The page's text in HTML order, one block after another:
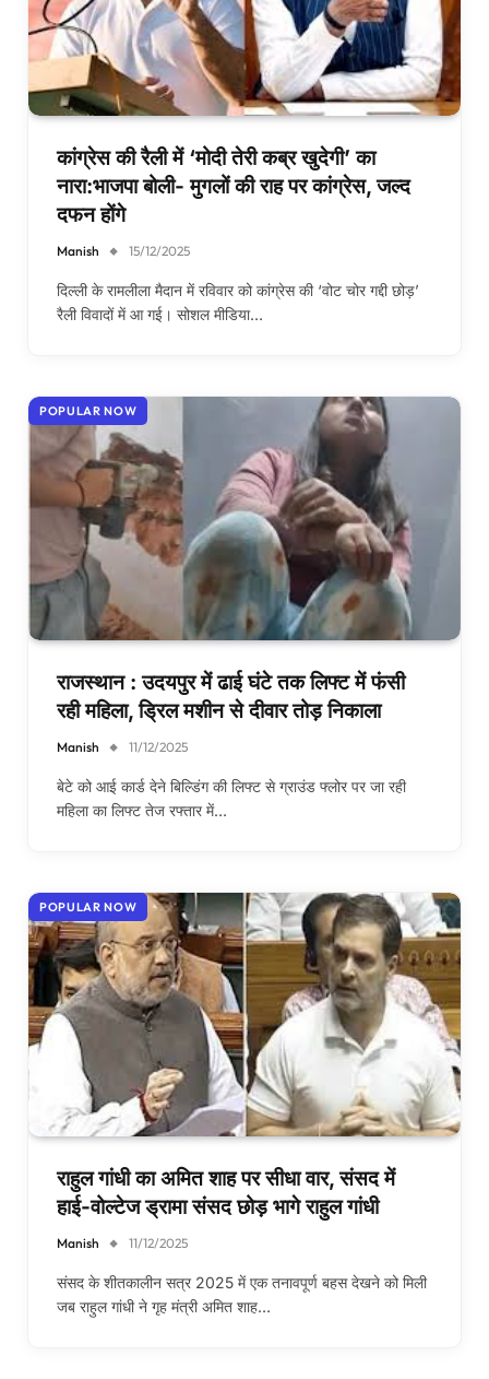
कांग्रेस की रैली में ‘मोदी तेरी कब्र खुदेगी’ का
नारा:भाजपा बोली- मुगलों की राह पर कांग्रेस, जल्द
दफन होंगे
Manish 15/12/2025
दिल्ली के रामलीला मैदान में रविवार को कांग्रेस की ‘वोट चोर गद्दी छोड़’
रैली विवादों में आ गई। सोशल मीडिया…
POPULAR NOW
राजस्थान : उदयपुर में ढाई घंटे तक लिफ्ट में फंसी
रही महिला, ड्रिल मशीन से दीवार तोड़ निकाला
Manish 11/12/2025
बेटे को आई कार्ड देने बिल्डिंग की लिफ्ट से ग्राउंड फ्लोर पर जा रही
महिला का लिफ्ट तेज रफ्तार में…
POPULAR NOW
राहुल गांधी का अमित शाह पर सीधा वार, संसद में
हाई-वोल्टेज ड्रामा संसद छोड़ भागे राहुल गांधी
Manish 11/12/2025
संसद के शीतकालीन सत्र 2025 में एक तनावपूर्ण बहस देखने को मिली
जब राहुल गांधी ने गृह मंत्री अमित शाह…